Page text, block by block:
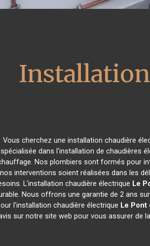
Vous cherchez une installation chaudière
spécialisée dans l'installation de chaudières
Nos plombiers sont formés pour
nos interventions soient réalisées dans les
L'installation chaudière électrique Le
Nous offrons une garantie de 2 ans
l'installation chaudière électrique Le Pont
sur notre site web pour vous assurer de